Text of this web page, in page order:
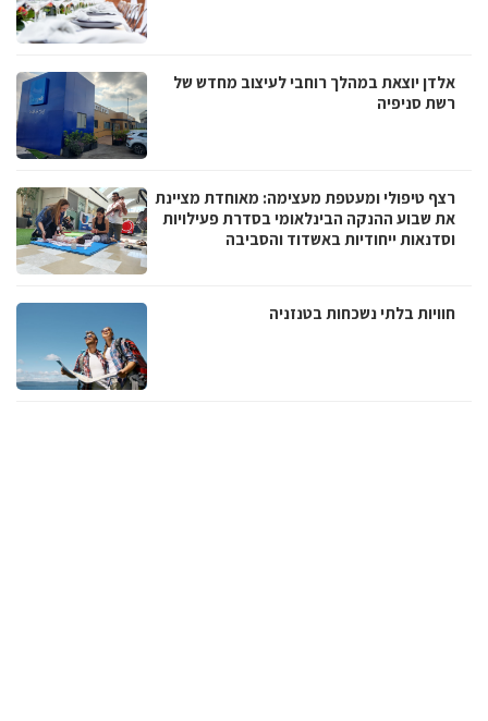
אלדן יוצאת במהלך רוחבי לעיצוב מחדש של
רשת סניפיה
רצף טיפולי ומעטפת מעצימה: מאוחדת מציינת
את שבוע ההנקה הבינלאומי בסדרת פעילויות
וסדנאות ייחודיות באשדוד והסביבה
חוויות בלתי נשכחות בטנזניה